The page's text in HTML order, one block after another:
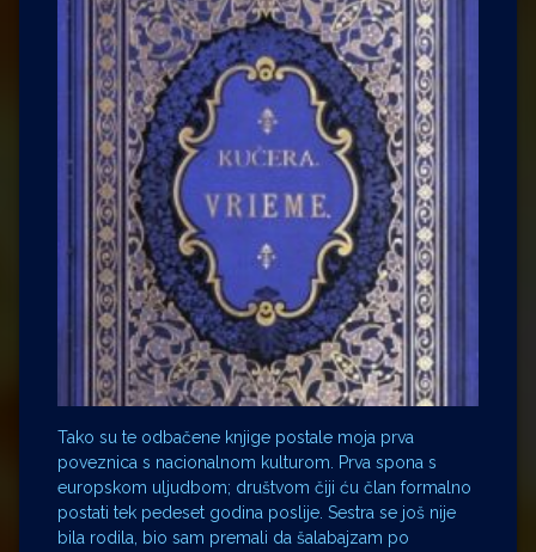
Tako su te odbačene knjige postale moja prva
poveznica s nacionalnom kulturom. Prva spona s
europskom uljudbom; društvom čiji ću član formalno
postati tek pedeset godina poslije. Sestra se još nije
bila rodila, bio sam premali da šalabajzam po